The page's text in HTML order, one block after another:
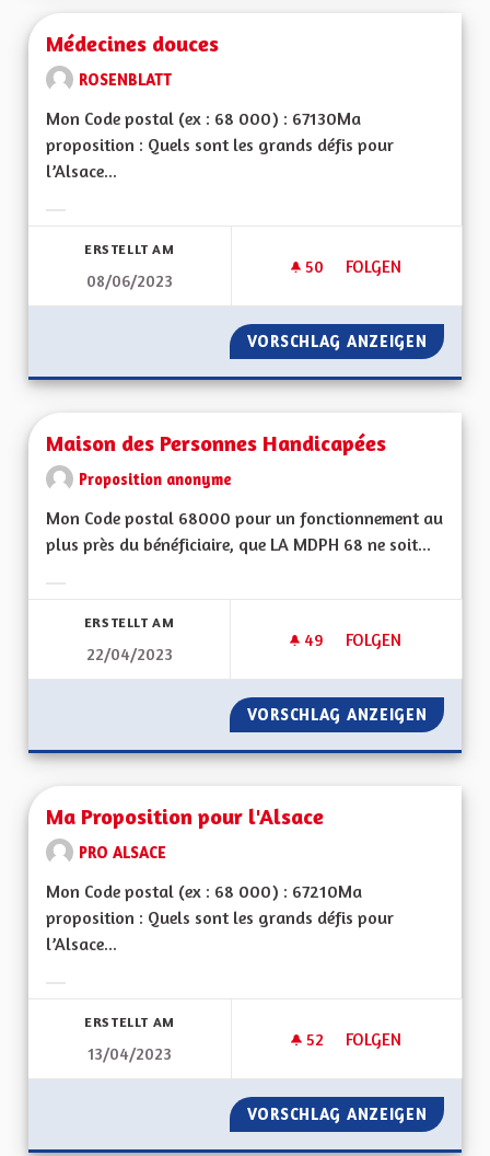
Médecines douces
ROSENBLATT
Mon Code postal (ex : 68 000) : 67130Ma
proposition : Quels sont les grands défis pour
l’Alsace...
ERSTELLT AM
08/06/2023
50 50 FOLLOWER
FOLGEN
MÉDECINES
VORSCHLAG ANZEIGEN
Maison des Personnes Handicapées
Proposition anonyme
Mon Code postal 68000 pour un fonctionnement au
plus près du bénéficiaire, que LA MDPH 68 ne soit...
ERSTELLT AM
22/04/2023
49 49 FOLLOWER
FOLGEN
MAISON DES
VORSCHLAG ANZEIGEN
Ma Proposition pour l'Alsace
PRO ALSACE
Mon Code postal (ex : 68 000) : 67210Ma
proposition : Quels sont les grands défis pour
l’Alsace...
ERSTELLT AM
13/04/2023
52 52 FOLLOWER
FOLGEN
MA PROPOSITION
VORSCHLAG ANZEIGEN MA